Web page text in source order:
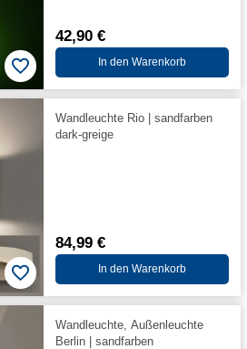
42,90 €
In den Warenkorb
Wandleuchte Rio | sandfarben
dark-greige
84,99 €
In den Warenkorb
Wandleuchte, Außenleuchte
Berlin | sandfarben